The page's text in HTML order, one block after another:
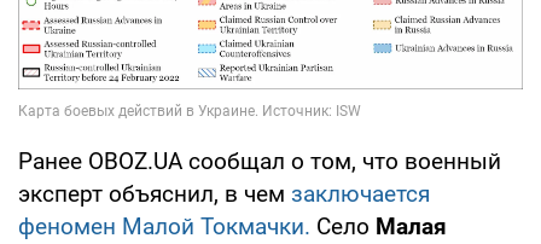
Ранее OBOZ.UA сообщал о том, что военный
эксперт объяснил, в чем заключается
феномен Малой Токмачки. Село Малая